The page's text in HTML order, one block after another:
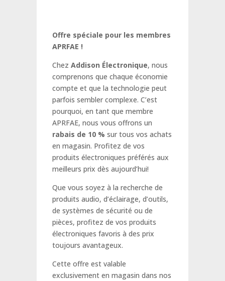
Offre spéciale pour les membres
APRFAE !
Chez Addison Électronique, nous
comprenons que chaque économie
compte et que la technologie peut
parfois sembler complexe. C’est
pourquoi, en tant que membre
APRFAE, nous vous offrons un
rabais de 10 % sur tous vos achats
en magasin. Profitez de vos
produits électroniques préférés aux
meilleurs prix dès aujourd’hui!
Que vous soyez à la recherche de
produits audio, d’éclairage, d’outils,
de systèmes de sécurité ou de
pièces, profitez de vos produits
électroniques favoris à des prix
toujours avantageux.
Cette offre est valable
exclusivement en magasin dans nos